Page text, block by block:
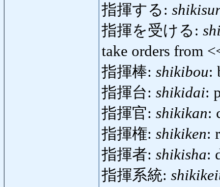
指揮する:
指揮を受ける:
take orders from
指揮棒: shikibou:
指揮台: shikidai:
指揮官: shikikan:
指揮権: shikiken:
指揮者: shikisha:
指揮系統: